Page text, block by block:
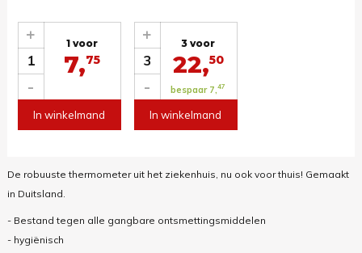
1
-
+ 1 voor
7,75
In winkelmand
3
-
+ 3 voor
22,50
bespaar 7,47
In winkelmand
De robuuste thermometer uit het ziekenhuis, nu ook voor thuis! Gemaakt
in Duitsland.
- Bestand tegen alle gangbare ontsmettingsmiddelen
- hygiënisch